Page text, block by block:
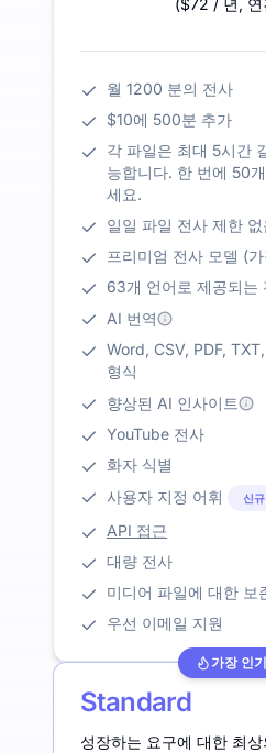
($72 / 년,
월 1200 분의 전사
$10에 500분 추가
각 파일은 최대 5시간
능합니다. 한 번에 50
세요.
일일 파일 전사 제한 없
프리미엄 전사 모델 (
63개 언어로 제공되는
AI 번역
Word, CSV, PDF,
형식
향상된 AI 인사이트
YouTube 전사
화자 식별
사용자 지정 어휘
신규
API 접근
대량 전사
미디어 파일에 대한 보
우선 이메일 지원
가장 인
Standard
성장하는 요구에 대한 최